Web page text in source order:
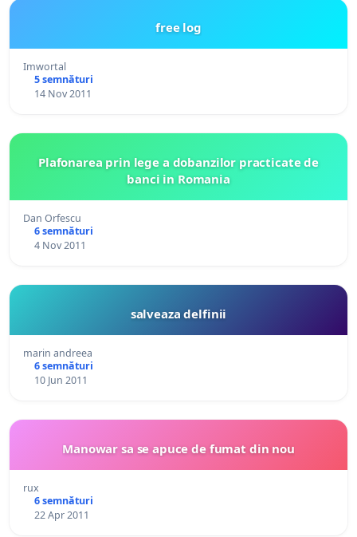
free log
Imwortal
5 semnături
14 Nov 2011
Plafonarea prin lege a dobanzilor practicate de
banci in Romania
Dan Orfescu
6 semnături
4 Nov 2011
salveaza delfinii
marin andreea
6 semnături
10 Jun 2011
Manowar sa se apuce de fumat din nou
rux
6 semnături
22 Apr 2011